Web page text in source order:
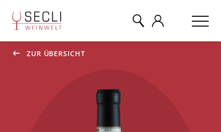
ZUR ÜBERSICHT